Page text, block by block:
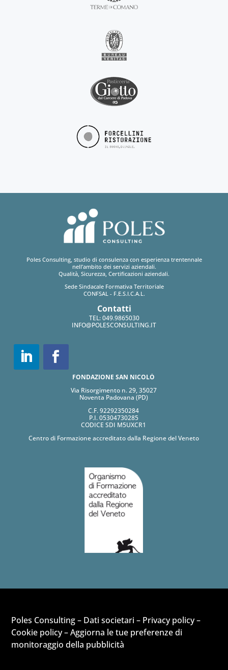
Poles Consulting, studio di consulenza con esperienza trentennale
nell’ambito dei servizi aziendali.
Qualità, Sicurezza, Certificazioni aziendali.
Sede Sindacale Formativa Territoriale
CONFSAL - F.E.S.I.C.A.L.
Contatti
TEL:049.9865030
INFO@POLESCONSULTING.IT
FONDAZIONE SAN NICOLÒ
Via Risorgimento n. 29, 35027
Noventa Padovana (PD)
C.F. 92292350284
P.I. 05304730285
CODICE SDI M5UXCR1
Centro di Formazione accreditato dalla Regione del Veneto
Poles Consulting – Dati societari – Privacy policy–
Cookie policy–Aggiorna le tue preferenze di
monitoraggio della pubblicità